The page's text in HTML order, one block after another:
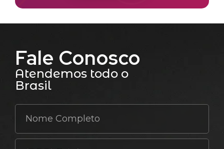
Fale Conosco
Atendemos todo o
Brasil